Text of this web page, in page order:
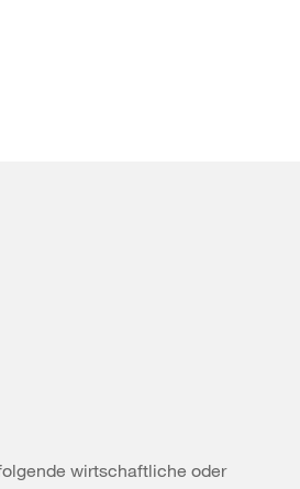
wirtschaftliche oder